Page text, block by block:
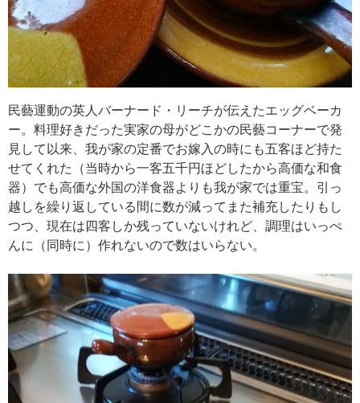
民藝運動の英人バーナード・リーチが伝えたエッグベーカ
ー。料理好きだった実家の母がどこかの民藝コーナーで発
見して以来、我が家の定番でお嫁入の時にも五客ほど持た
せてくれた（当時から一客五千円ほどしたから高価な和食
器）でも高価な外国の洋食器よりも我が家では重宝。引っ
越しを繰り返している間に数が減ってまた補充したりもし
つつ、現在は四客しか残っていないけれど、調理はいっぺ
んに（同時に）作れないので数はいらない。